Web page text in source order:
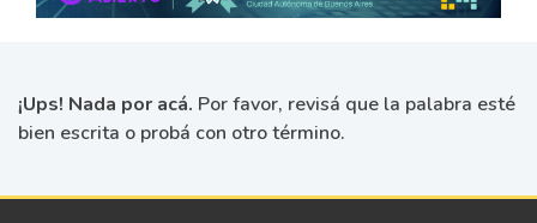
¡Ups! Nada por acá. Por favor, revisá que la palabra esté
bien escrita o probá con otro término.